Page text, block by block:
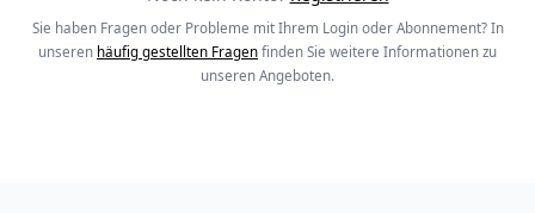
Sie haben Fragen oder Probleme mit Ihrem Login oder Abonnement? In
unseren häufig gestellten Fragen finden Sie weitere Informationen zu
unseren Angeboten.